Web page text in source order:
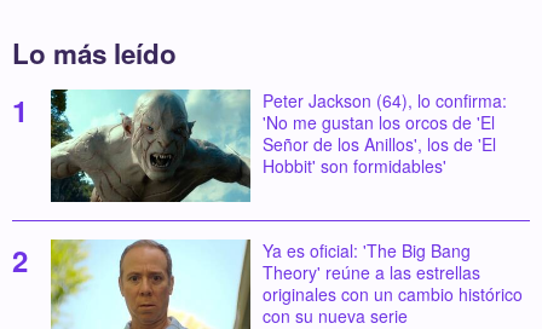
Lo más leído
Peter Jackson (64), lo confirma:
'No me gustan los orcos de 'El
Señor de los Anillos', los de 'El
Hobbit' son formidables'
Ya es oficial: 'The Big Bang
Theory' reúne a las estrellas
originales con un cambio histórico
con su nueva serie